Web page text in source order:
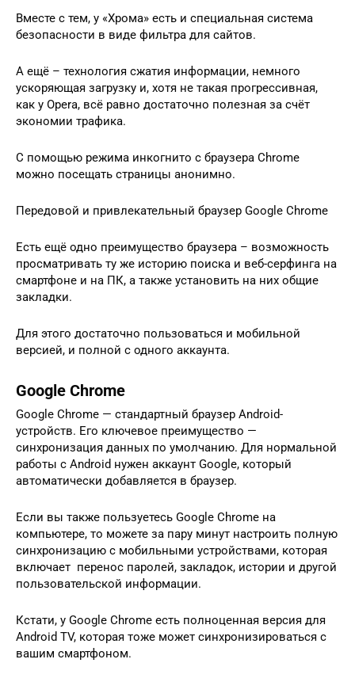
Вместе с тем, у «Хрома» есть и специальная система
безопасности в виде фильтра для сайтов.
А ещё – технология сжатия информации, немного
ускоряющая загрузку и, хотя не такая прогрессивная,
как у Opera, всё равно достаточно полезная за счёт
экономии трафика.
С помощью режима инкогнито с браузера Chrome
можно посещать страницы анонимно.
Передовой и привлекательный браузер Google Chrome
Есть ещё одно преимущество браузера – возможность
просматривать ту же историю поиска и веб-серфинга на
смартфоне и на ПК, а также установить на них общие
закладки.
Для этого достаточно пользоваться и мобильной
версией, и полной с одного аккаунта.
Google Chrome
Google Chrome — стандартный браузер Android-
устройств. Его ключевое преимущество —
синхронизация данных по умолчанию. Для нормальной
работы с Android нужен аккаунт Google, который
автоматически добавляется в браузер.
Если вы также пользуетесь Google Chrome на
компьютере, то можете за пару минут настроить полную
синхронизацию с мобильными устройствами, которая
включает перенос паролей, закладок, истории и другой
пользовательской информации.
Кстати, у Google Chrome есть полноценная версия для
Android TV, которая тоже может синхронизироваться с
вашим смартфоном.